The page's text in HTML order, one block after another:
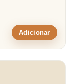
Adicionar